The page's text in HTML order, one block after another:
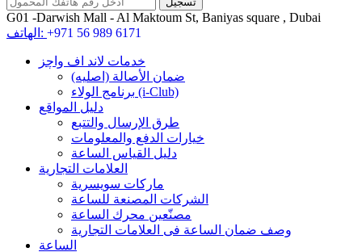
G01 -Darwish Mall - Al Maktoum St, Baniyas square , Dubai
الهاتف: +971 56 989 6171
خدمات لاند اف واچز
ضمان الأصالة (اصلیه)
برنامج الولاء (i-Club)
دليل المواقع
طرق الإرسال والتتبع
خيارات الدفع والمعلومات
دليل القياس الساعة
العلامات التجارية
ماركات سويسرية
الشركات المصنعة للساعة
مصنّعين محرك الساعة
وصف ضمان الساعة فی العلامات التجارية
الساعة